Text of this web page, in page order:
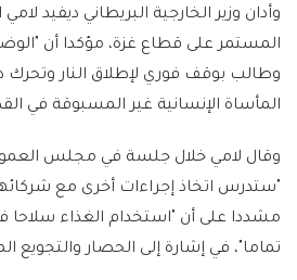
وأدان وزير الخارجية البريطاني ديفيد
المستمر على قطاع غزة، مؤكدا أن
وطالب بوقف فوري لإطلاق النار وتحرك
المأساة الإنسانية غير المسبوقة في
وقال لامي خلال جلسة في مجلس
"ستدرس اتخاذ إجراءات أخرى مع
مشددا على أن "استخدام الغذاء
تماما"، في إشارة إلى الحصار والتجويع